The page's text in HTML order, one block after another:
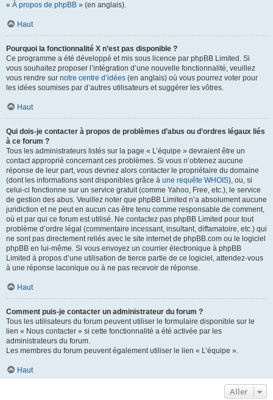
« À propos de phpBB » (en anglais).
Haut
Pourquoi la fonctionnalité X n’est pas disponible ?
Ce programme a été développé et mis sous licence par phpBB Limited. Si
vous souhaitez proposer l’intégration d’une nouvelle fonctionnalité, veuillez
vous rendre sur notre centre d’idées (en anglais) où vous pourrez voter pour
les idées soumises par d’autres utilisateurs et suggérer les vôtres.
Haut
Qui dois-je contacter à propos de problèmes d’abus ou d’ordres légaux liés
à ce forum ?
Tous les administrateurs listés sur la page « L’équipe » devraient être un
contact approprié concernant ces problèmes. Si vous n’obtenez aucune
réponse de leur part, vous devriez alors contacter le propriétaire du domaine
(dont les informations sont disponibles grâce à une requête WHOIS), ou, si
celui-ci fonctionne sur un service gratuit (comme Yahoo, Free, etc.), le service
de gestion des abus. Veuillez noter que phpBB Limited n’a absolument aucune
juridiction et ne peut en aucun cas être tenu comme responsable de comment,
où et par qui ce forum est utilisé. Ne contactez pas phpBB Limited pour tout
problème d’ordre légal (commentaire incessant, insultant, diffamatoire, etc.) qui
ne sont pas directement reliés avec le site internet de phpBB.com ou le logiciel
phpBB en lui-même. Si vous envoyez un courrier électronique à phpBB
Limited à propos d’une utilisation de tierce partie de ce logiciel, attendez-vous
à une réponse laconique ou à ne pas recevoir de réponse.
Haut
Comment puis-je contacter un administrateur du forum ?
Tous les utilisateurs du forum peuvent utiliser le formulaire disponible sur le
lien « Nous contacter » si cette fonctionnalité a été activée par les
administrateurs du forum.
Les membres du forum peuvent également utiliser le lien « L’équipe ».
Haut
Aller